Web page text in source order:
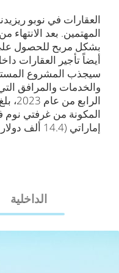
العقارات في نوبو
المهتمين. بعد الانتهاء
أيضاً تأجير العقارات
سيجذب المشروع
والخدمات والمرافق التي
إماراتي (14.4 ألف دولار أمريكي) سنوياً.
الداخلية